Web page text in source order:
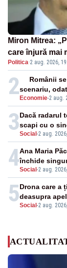
Miron Mitrea:
care înjură mai
Politica·2 aug. 2026,
2 Economie-2 aug.
Românii
scenariu,
3Social -2 aug.
Dacă radarul
scapi cu o
4Social -2 aug.
Ana Maria
închide
5Social -2 aug.
Drona care a
deasupra